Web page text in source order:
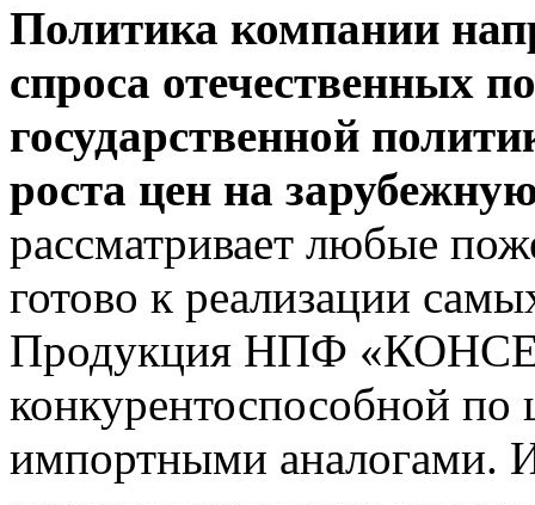
Политика компании
спроса отечественных
государственной
роста цен на
рассматривает любые
готово к реализации
Продукция НПФ
конкурентоспособной по
импортными аналогами.